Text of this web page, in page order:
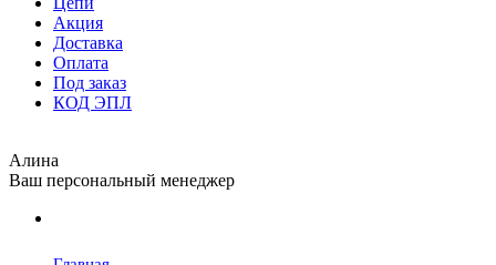
Акция
Доставка
Оплата
Под заказ
КОД ЭПЛ
Алина
Ваш персональный менеджер